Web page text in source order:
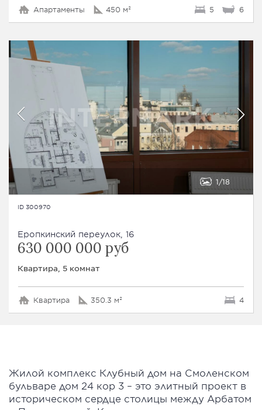
Апартаменты 450 м² 5 6
1 18
ID 300970
Еропкинский переулок, 16
630 000 000 руб
Квартира, 5 комнат
Квартира 350.3 м² 4
Жилой комплекс Клубный дом на Смоленском
бульваре дом 24 кор 3 – это элитный проект в
историческом сердце столицы между Арбатом